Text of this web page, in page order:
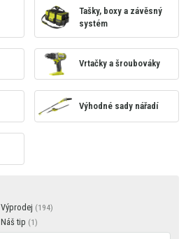
Tašky, boxy a závěsný
systém
Vrtačky a šroubováky
Výhodné sady nářadí
Výprodej
Náš tip